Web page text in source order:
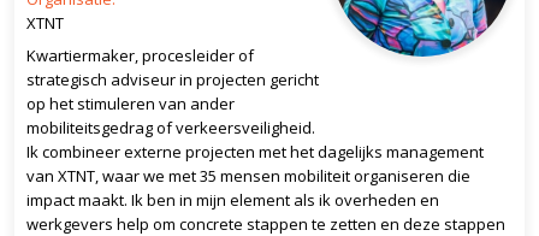
XTNT
Kwartiermaker, procesleider of
strategisch adviseur in projecten gericht
op het stimuleren van ander
mobiliteitsgedrag of verkeersveiligheid.
Ik combineer externe projecten met het dagelijks management
van XTNT, waar we met 35 mensen mobiliteit organiseren die
impact maakt. Ik ben in mijn element als ik overheden en
werkgevers help om concrete stappen te zetten en deze stappen